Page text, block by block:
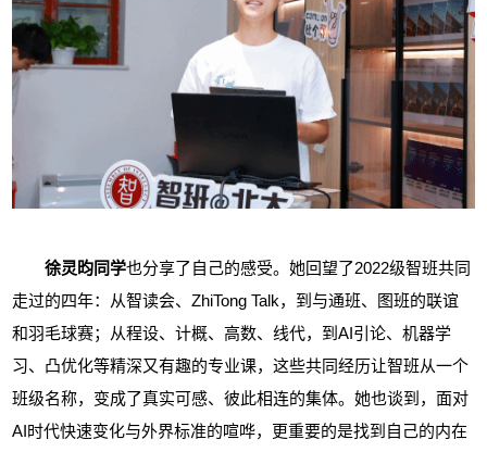
徐灵昀同学也分享了自己的感受。她回望了2022级智班共同
走过的四年：从智读会、ZhiTong Talk，到与通班、图班的联谊
和羽毛球赛；从程设、计概、高数、线代，到AI引论、机器学
习、凸优化等精深又有趣的专业课，这些共同经历让智班从一个
班级名称，变成了真实可感、彼此相连的集体。她也谈到，面对
AI时代快速变化与外界标准的喧哗，更重要的是找到自己的内在